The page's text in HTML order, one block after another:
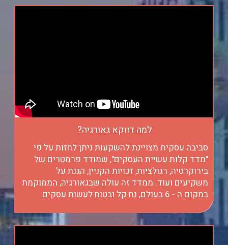
למה דווקא גאורגיה?
סביבה עסקית מצויינת להשקעות ניתן לחזות על פי
"מדד קלות עשיית העסקים", שמודד פרמטרים של
בירוקרטיה, רגולציות, זכויות הקניין, הגנת על
משקיעים ועוד. ממדד זה עולה שבגאורגיה, הממוקמת
במקום ה - 6 בעולם, נח קל ובטוח לעשות עסקים.